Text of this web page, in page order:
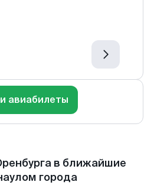
авиабилеты
в ближайшие
города